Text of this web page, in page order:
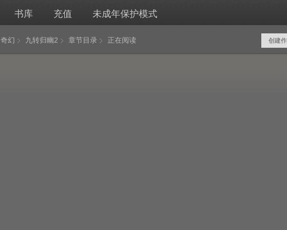
书库 充值 未成年保护模式
奇幻 九转归幽2 章节目录 正在阅读 创建